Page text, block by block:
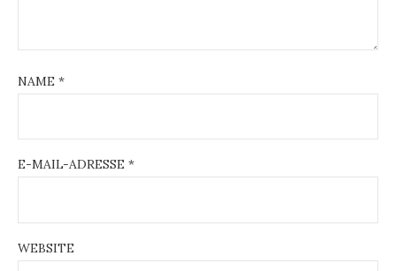
NAME *
E-MAIL-ADRESSE *
WEBSITE